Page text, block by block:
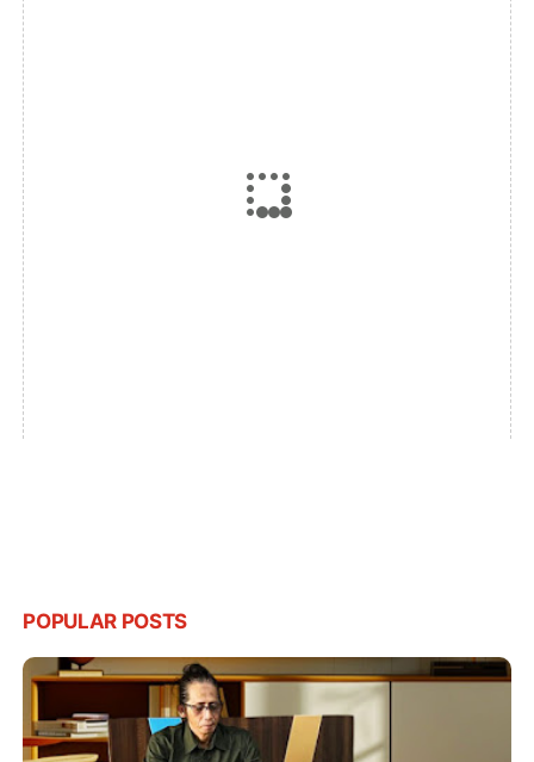
POPULAR POSTS